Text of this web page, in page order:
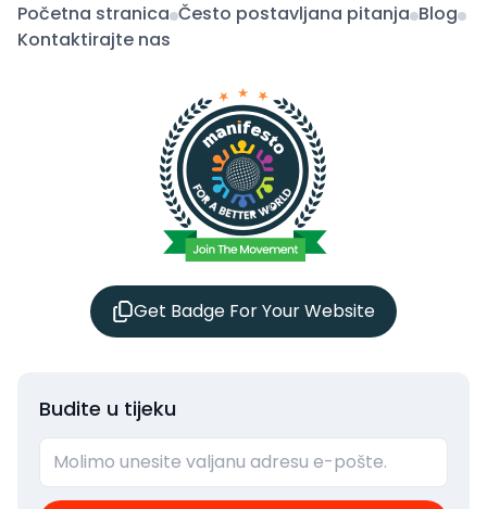
Početna stranica Često postavljana pitanja Blog
Kontaktirajte nas
Get Badge For Your Website
Budite u tijeku